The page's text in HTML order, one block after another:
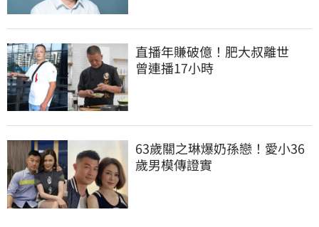
直播年賺破億！肥大叔離世
曾連播17小時
63歲關之琳爆奶孫戀！愛小36
歲男模傳證實